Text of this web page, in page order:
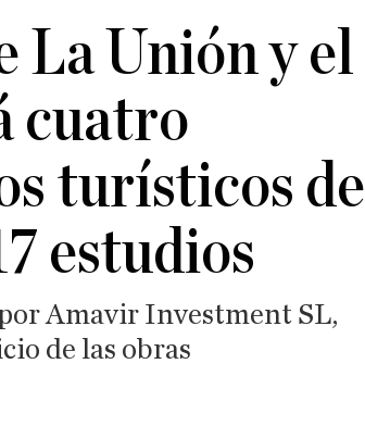
La Unión y el
cuatro
turísticos de
estudios
Amavir Investment SL,
de las obras